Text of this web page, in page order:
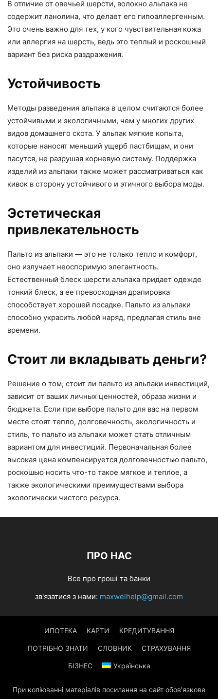
В отличие от овечьей шерсти, волокно альпака не
содержит ланолина, что делает его гипоаллергенным.
Это очень важно для тех, у кого чувствительная кожа
или аллергия на шерсть, ведь это теплый и роскошный
вариант без риска раздражения.
Устойчивость
Методы разведения альпака в целом считаются более
устойчивыми и экологичными, чем у многих других
видов домашнего скота. У альпак мягкие копыта,
которые наносят меньший ущерб пастбищам, и они
пасутся, не разрушая корневую систему. Поддержка
изделий из альпаки также может рассматриваться как
кивок в сторону устойчивого и этичного выбора моды.
Эстетическая
привлекательность
Пальто из альпаки — это не только тепло и комфорт,
оно излучает неоспоримую элегантность.
Естественный блеск шерсти альпака придает одежде
тонкий блеск, а ее превосходная драпировка
способствует хорошей посадке. Пальто из альпаки
способно украсить любой наряд, предлагая стиль вне
времени.
Стоит ли вкладывать деньги?
Решение о том, стоит ли пальто из альпаки инвестиций,
зависит от ваших личных ценностей, образа жизни и
бюджета. Если при выборе пальто для вас на первом
месте стоят тепло, долговечность, экологичность и
стиль, то пальто из альпаки может стать отличным
вариантом для инвестиций. Первоначальная более
высокая цена компенсируется долговечностью пальто,
роскошью носить что-то такое мягкое и теплое, а
также экологическими преимуществами выбора
экологически чистого ресурса.
ПРО НАС
Все про гроші та банки
зв'язатися з нами: maxwelhelp@gmail.com
ИПОТЕКА КАРТИ КРЕДИТУВАННЯ
ПОТРІБНО ЗНАТИ СЛОВНИК СТРАХУВАННЯ
БІЗНЕС Українська
При копіюванні матеріалів посилання на сайт обов'язкове